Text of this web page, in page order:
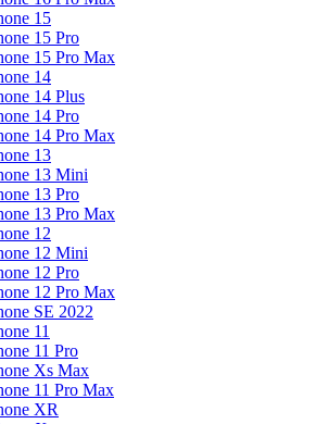
15
15 Pro
15 Pro Max
14
14 Plus
14 Pro
14 Pro Max
13
13 Mini
13 Pro
13 Pro Max
12
12 Mini
12 Pro
12 Pro Max
SE 2022
11
11 Pro
Xs Max
11 Pro Max
XR